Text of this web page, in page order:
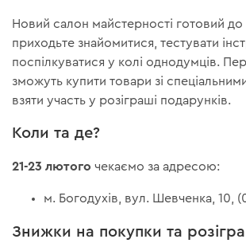
Новий салон майстерності готовий до
приходьте знайомитися, тестувати
поспілкуватися у колі однодумців.
зможуть купити товари зі
взяти участь у розіграші подарунків.
Коли та де?
21-23 лютогочекаємо за адресою:
м. Богодухів, вул. Шевченка, 10,
Знижки на покупки та